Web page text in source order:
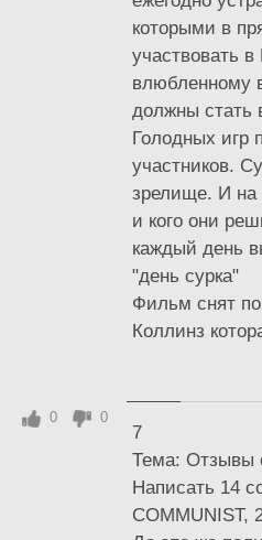
которыми в
участвовать
влюбленному
должны стать
Голодных игр
участников.
зрелище. И на
и кого они
каждый день
"день сурка"
Фильм снят
Коллинз
7
Тема: Отзывы
Написать 14
COMMUNIST,
0 0